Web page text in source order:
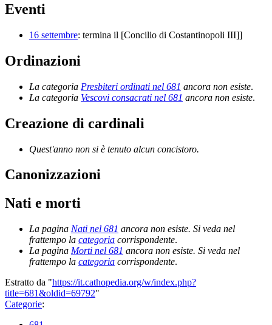
Eventi
16 settembre: termina il [Concilio di Costantinopoli III]]
Ordinazioni
La categoria Presbiteri ordinati nel 681 ancora non esiste.
La categoria Vescovi consacrati nel 681 ancora non esiste.
Creazione di cardinali
Quest'anno non si è tenuto alcun concistoro.
Canonizzazioni
Nati e morti
La pagina Nati nel 681 ancora non esiste. Si veda nel
frattempo la categoria corrispondente.
La pagina Morti nel 681 ancora non esiste. Si veda nel
frattempo la categoria corrispondente.
Estratto da "https://it.cathopedia.org/w/index.php?
title=681&oldid=69792"
Categorie: